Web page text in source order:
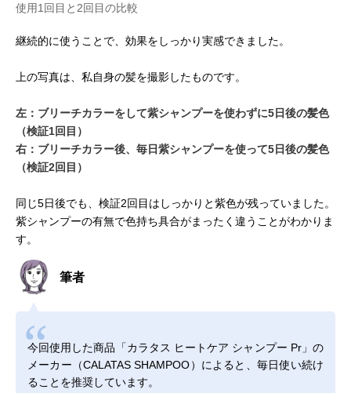
使用1回目と2回目の比較
継続的に使うことで、効果をしっかり実感できました。
上の写真は、私自身の髪を撮影したものです。
左：ブリーチカラーをして紫シャンプーを使わずに5日後の髪色
（検証1回目）
右：ブリーチカラー後、毎日紫シャンプーを使って5日後の髪色
（検証2回目）
同じ5日後でも、検証2回目はしっかりと紫色が残っていました。
紫シャンプーの有無で色持ち具合がまったく違うことがわかりま
す。
筆者
今回使用した商品「カラタス ヒートケア シャンプー Pr」の
メーカー（CALATAS SHAMPOO）によると、毎日使い続け
ることを推奨しています。